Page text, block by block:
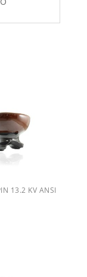
13.2 KV ANSI